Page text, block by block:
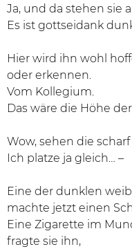
Ja, und da stehen sie
Es ist gottseidank
Hier wird ihn wohl
oder erkennen.
Vom Kollegium.
Das wäre die Höhe
Wow, sehen die scharf
Ich platze ja gleich… –
Eine der dunklen
machte jetzt einen
Eine Zigarette im
fragte sie ihn,